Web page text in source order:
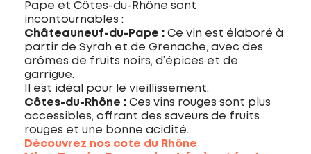
Pape et Côtes-du-Rhône sont
incontournables :
Châteauneuf-du-Pape : Ce vin est élaboré à
partir de Syrah et de Grenache, avec des
arômes de fruits noirs, d’épices et de
garrigue.
Il est idéal pour le vieillissement.
Côtes-du-Rhône : Ces vins rouges sont plus
accessibles, offrant des saveurs de fruits
rouges et une bonne acidité.
Découvrez nos cote du Rhône